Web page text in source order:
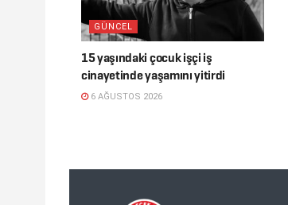
GÜNCEL
15 yaşındaki çocuk işçi iş
cinayetinde yaşamını yitirdi
6 AĞUSTOS 2026